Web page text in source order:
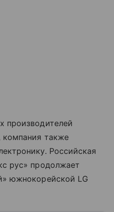
производителей
компания также
Российская
рус» продолжает
южнокорейской LG